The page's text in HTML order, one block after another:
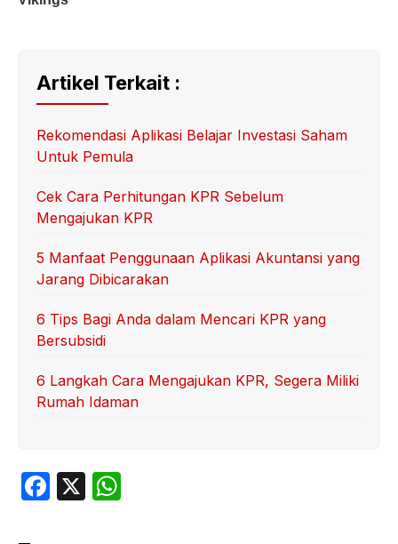
Artikel Terkait :
Rekomendasi Aplikasi Belajar Investasi Saham
Untuk Pemula
Cek Cara Perhitungan KPR Sebelum
Mengajukan KPR
5 Manfaat Penggunaan Aplikasi Akuntansi yang
Jarang Dibicarakan
6 Tips Bagi Anda dalam Mencari KPR yang
Bersubsidi
6 Langkah Cara Mengajukan KPR, Segera Miliki
Rumah Idaman
F
X